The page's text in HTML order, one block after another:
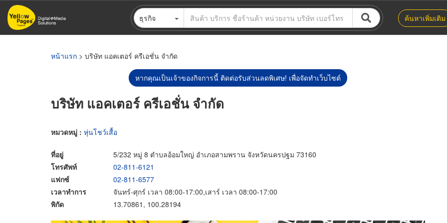
ข้าม
ไป
ธุรกิจ ค้นหาเพิ่มเติม
หน้าแรก > บริษัท แอคเตอร์ ครีเอชั่น จำกัด
หากคุณเป็นเจ้าของกิจการนี้ ติดต่อรับส่วนลดพิเศษ! เพื่อจัดทำเว็บไซต์
บริษัท แอคเตอร์ ครีเอชั่น จำกัด
หมวดหมู่ : หุ่นโชว์เสื้อ
ที่อยู่
5/232 หมู่ 8 ตำบลอ้อมใหญ่ อำเภอสามพราน จังหวัดนครปฐม 73160
โทรศัพท์
02-811-6121
แฟกซ์
02-811-6577
เวลาทำการ
จันทร์-ศุกร์ เวลา 08:00-17:00,เสาร์ เวลา 08:00-17:00
พิกัด
13.70861, 100.28194